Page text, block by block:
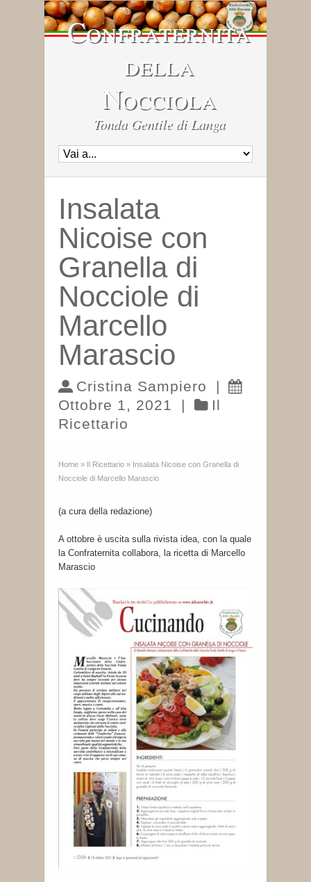
Confraternita
della
Nocciola
Tonda Gentile di Langa
Insalata
Nicoise con
Granella di
Nocciole di
Marcello
Marascio
Cristina Sampiero
|
Ottobre 1, 2021
|
Il
Ricettario
Home » Il Ricettario » Insalata Nicoise con Granella di
Nocciole di Marcello Marascio
(a cura della redazione)
A ottobre è uscita sulla rivista idea, con la quale
la Confraternita collabora, la ricetta di Marcello
Marascio